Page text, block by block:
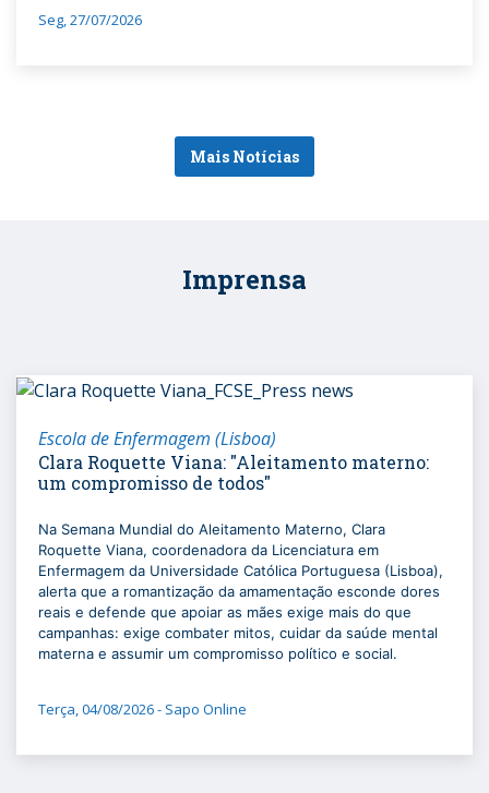
Seg, 27/07/2026
Mais Notícias
Imprensa
Escola de Enfermagem (Lisboa)
Clara Roquette Viana: "Aleitamento materno:
um compromisso de todos"
Na Semana Mundial do Aleitamento Materno, Clara
Roquette Viana, coordenadora da Licenciatura em
Enfermagem da Universidade Católica Portuguesa (Lisboa),
alerta que a romantização da amamentação esconde dores
reais e defende que apoiar as mães exige mais do que
campanhas: exige combater mitos, cuidar da saúde mental
materna e assumir um compromisso político e social.
Terça, 04/08/2026 - Sapo Online